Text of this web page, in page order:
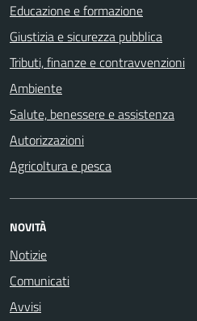
Educazione e formazione
Giustizia e sicurezza pubblica
Tributi, finanze e contravvenzioni
Ambiente
Salute, benessere e assistenza
Autorizzazioni
Agricoltura e pesca
NOVITÀ
Notizie
Comunicati
Avvisi